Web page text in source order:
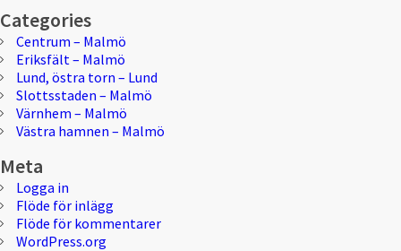
Categories
Centrum – Malmö
Eriksfält – Malmö
Lund, östra torn – Lund
Slottsstaden – Malmö
Värnhem – Malmö
Västra hamnen – Malmö
Meta
Logga in
Flöde för inlägg
Flöde för kommentarer
WordPress.org